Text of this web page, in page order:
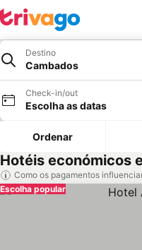
Destino
Cambados
Check-in/out
Escolha as datas
Ordenar
Hotéis económicos
Como os pagamentos
Escolha popular